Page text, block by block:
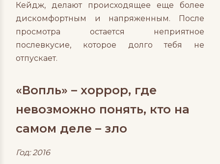
Кейдж, делают происходящее еще более
дискомфортным и напряженным. После
просмотра остается неприятное
послевкусие, которое долго тебя не
отпускает.
«Вопль» – хоррор, где
невозможно понять, кто на
самом деле – зло
Год: 2016